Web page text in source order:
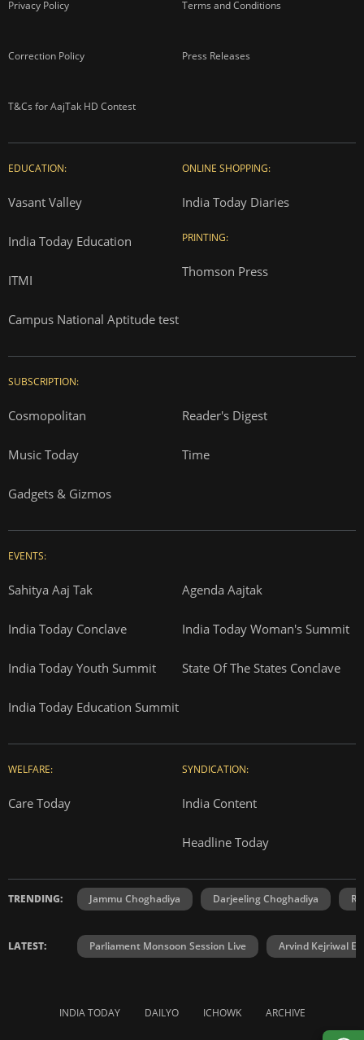
Privacy Policy Terms and Conditions
Correction Policy Press Releases
T&Cs for AajTak HD Contest
EDUCATION:
Vasant Valley
India Today Education
ITMI
Campus National Aptitude test
ONLINE SHOPPING:
India Today Diaries
PRINTING:
Thomson Press
SUBSCRIPTION:
Cosmopolitan Reader's Digest
Music Today Time
Gadgets & Gizmos
EVENTS:
Sahitya Aaj Tak Agenda Aajtak
India Today Conclave India Today Woman's Summit
India Today Youth Summit State Of The States Conclave
India Today Education Summit
WELFARE:
Care Today
SYNDICATION:
India Content
Headline Today
TRENDING: Jammu Choghadiya Darjeeling Choghadiya
LATEST: Parliament Monsoon Session Live Arvind Kejriwal
INDIA TODAY DAILYO ICHOWK ARCHIVE